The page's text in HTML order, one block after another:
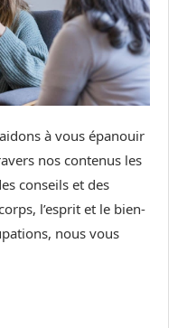
à vous épanouir
nos contenus les
conseils et des
l’esprit et le bien-
nous vous